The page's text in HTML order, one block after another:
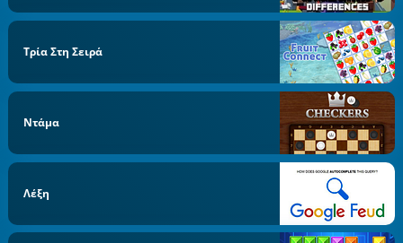
Τρία Στη Σειρά
Ντάμα
Λέξη